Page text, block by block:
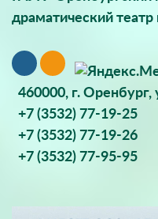
драматический
460000, г. Оренбург,
+7 (3532) 77-19-25
+7 (3532) 77-19-26
+7 (3532) 77-95-95